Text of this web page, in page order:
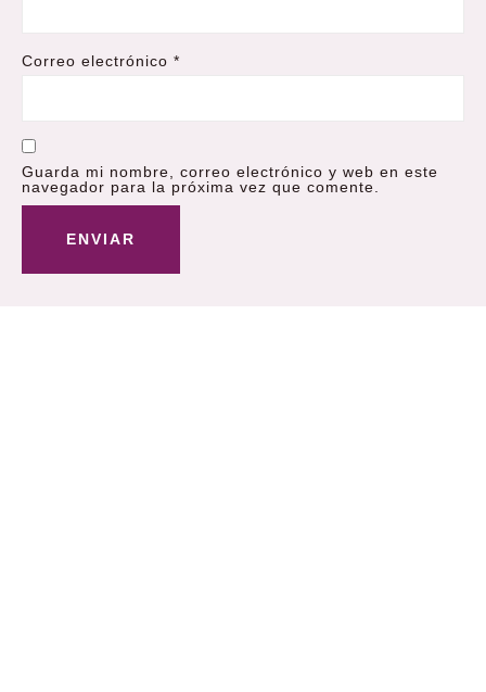
Correo electrónico *
Guarda mi nombre, correo electrónico y web en este
navegador para la próxima vez que comente.